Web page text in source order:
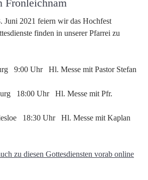
Fronleichnam
Juni 2021 feiern wir das Hochfest
finden in unserer Pfarrei zu
9:00 Uhr Hl. Messe mit Pastor Stefan
18:00 Uhr Hl. Messe mit Pfr.
18:30 Uhr Hl. Messe mit Kaplan
zu diesen Gottesdiensten vorab online